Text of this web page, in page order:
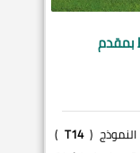
بمقدم
(
T14
)